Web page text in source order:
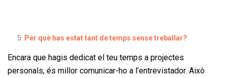
Per què has estat tant de temps sense treballar?
Encara que hagis dedicat el teu temps a projectes
personals, és millor comunicar-ho a l’entrevistador. Això